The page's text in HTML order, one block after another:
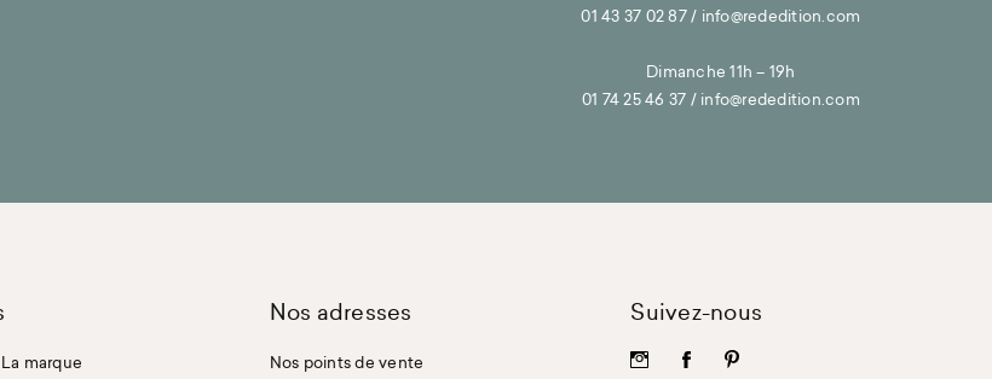
01 43 37 02 87/ info@rededition.com
Dimanche 11h – 19h
01 74 25 46 37 / info@rededition.com
marque
Nos adresses
Nos points de vente
Suivez-nous